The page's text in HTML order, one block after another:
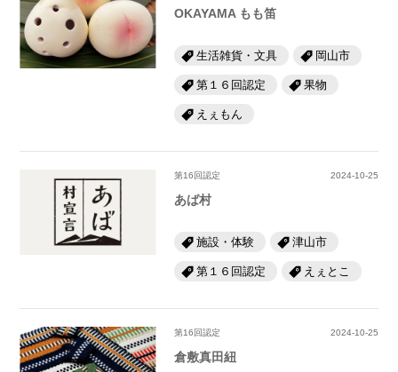
OKAYAMA もも笛
生活雑貨・文具 岡山市
第１６回認定 果物
えぇもん
第16回認定 2024-10-25
あば村
施設・体験 津山市
第１６回認定 えぇとこ
第16回認定 2024-10-25
倉敷真田紐